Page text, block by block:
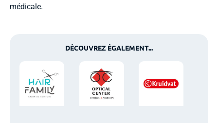
médicale.
DÉCOUVREZ ÉGALEMENT...